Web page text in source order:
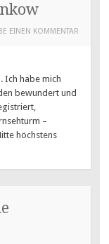
EINEN KOMMENTAR
Ich habe mich
bewundert und
–
höchstens